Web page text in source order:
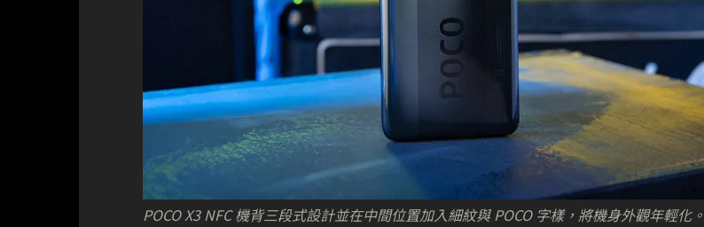
POCO X3 NFC 機背三段式設計並在中間位置加入細紋與 POCO 字樣，將機身外觀年輕化。